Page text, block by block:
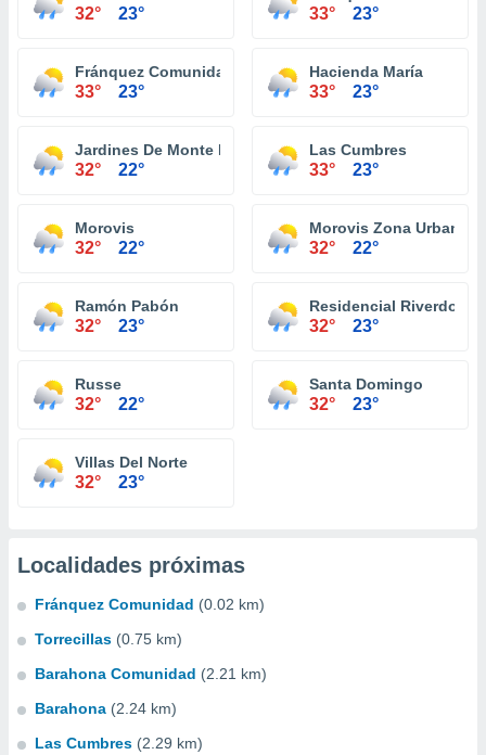
32° 23° 33° 23°
Fránquez Comunidad
33° 23°
Hacienda María
33° 23°
Jardines De Monte Llano
32° 22°
Las Cumbres
33° 23°
Morovis
32° 22°
Morovis Zona Urbana
32° 22°
Ramón Pabón
32° 23°
Residencial Riverdo
32° 23°
Russe
32° 22°
Santa Domingo
32° 23°
Villas Del Norte
32° 23°
Localidades próximas
Fránquez Comunidad (0.02 km)
Torrecillas (0.75 km)
Barahona Comunidad (2.21 km)
Barahona (2.24 km)
Las Cumbres (2.29 km)